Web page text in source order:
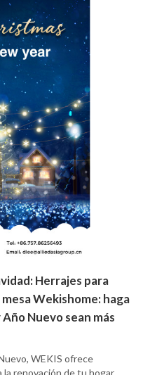
Herrajes para
Wekishome: haga
Nuevo sean más
WEKIS ofrece
renovación de tu hogar,